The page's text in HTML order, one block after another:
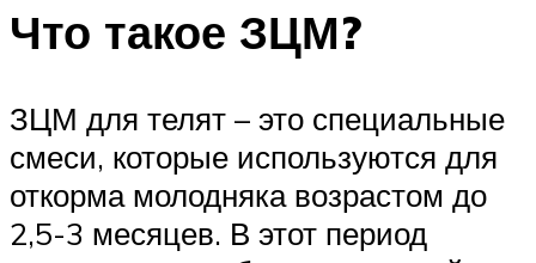
Что такое ЗЦМ?
ЗЦМ для телят – это специальные
смеси, которые используются для
откорма молодняка возрастом до
2,5-3 месяцев. В этот период